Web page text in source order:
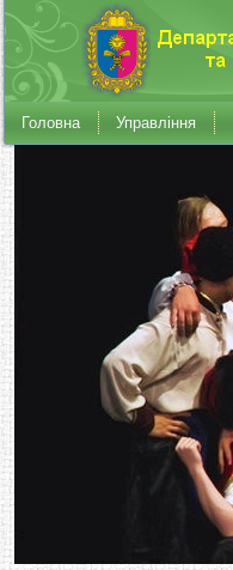
Головна Управління